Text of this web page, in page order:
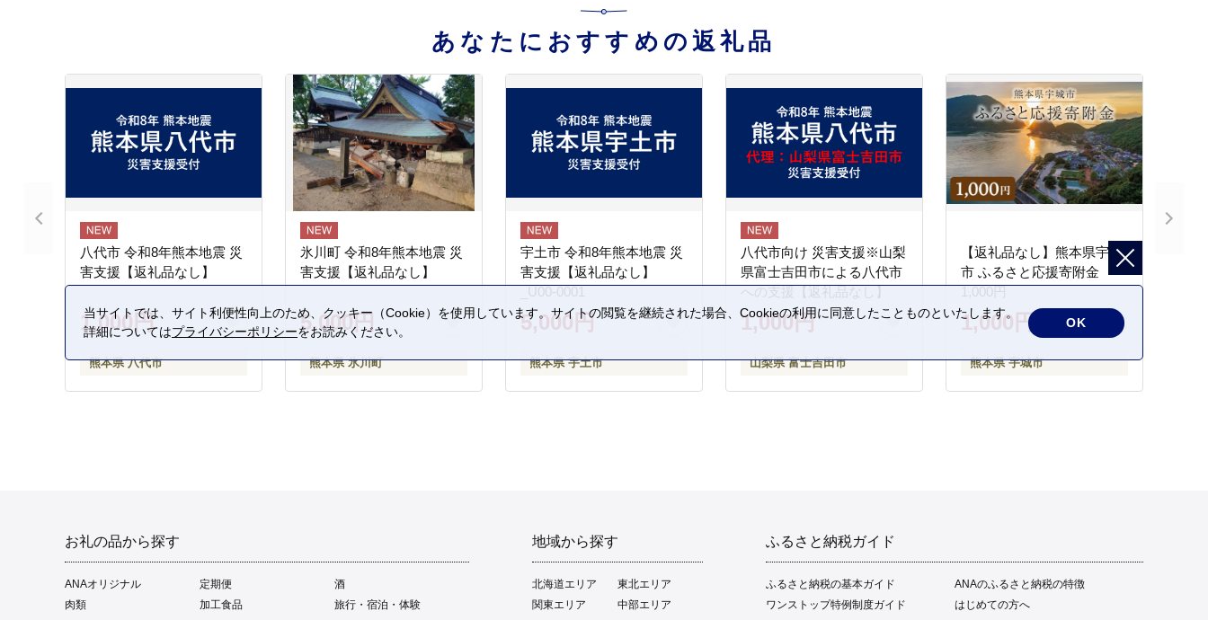
あなたにおすすめの返礼品
八代市 令和8年熊本地震 災
害支援【返礼品なし】
1,000円
熊本県 八代市
氷川町 令和8年熊本地震 災
害支援【返礼品なし】
5,000円
熊本県 氷川町
宇土市 令和8年熊本地震 災
害支援【返礼品なし】
_U00-0001
5,000円
熊本県 宇土市
八代市向け 災害支援※山梨
県富士吉田市による八代市
への支援【返礼品なし】
1,000円
山梨県 富士吉田市
【返礼品なし】熊本県宇城
市 ふるさと応援寄附金
1,000円
1,000円
熊本県 宇城市
お礼の品から探す
ANAオリジナル 定期便
酒
肉類
加工食品
旅行・宿泊・体験
地域から探す
北海道エリア
東北エリア
関東エリア
中部エリア
ふるさと納税ガイド
ふるさと納税の基本ガイド
ANAのふるさと納税の特徴
ワンストップ特例制度ガイド
はじめての方へ
当サイトでは、サイト利便性向上のため、クッキー（Cookie）を使用しています。サイトの閲覧を継続された場合、Cookieの利用に同意したことものといたします。
詳細についてはプライバシーポリシーをお読みください。
OK